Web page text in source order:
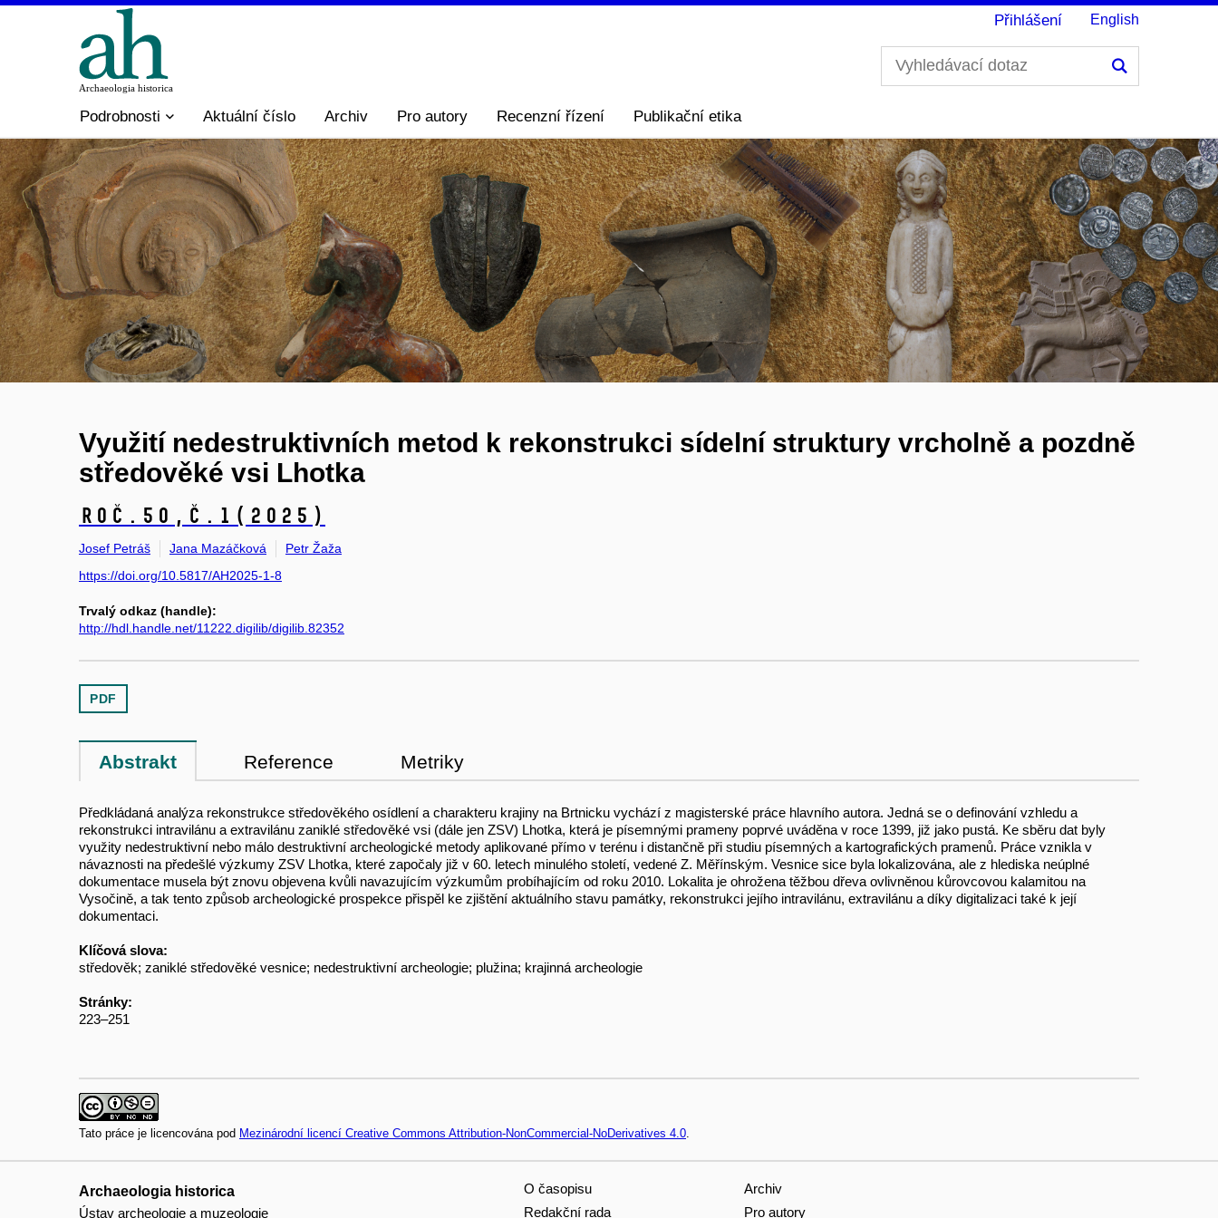
Přihlášení English
Podrobnosti Aktuální číslo Archiv Pro autory Recenzní řízení Publikační etika
Využití nedestruktivních metod k rekonstrukci sídelní struktury vrcholně a pozdně
středověké vsi Lhotka
Roč.50, č.1 (2025)
Josef Petráš Jana Mazáčková
Petr Žaža
https://doi.org/10.5817/AH2025-1-8
Trvalý odkaz (handle):
http://hdl.handle.net/11222.digilib/digilib.82352
PDF
Abstrakt Reference Metriky
Předkládaná analýza rekonstrukce středověkého osídlení a charakteru krajiny na Brtnicku vychází z magisterské práce hlavního autora. Jedná se o definování vzhledu a
rekonstrukci intravilánu a extravilánu zaniklé středověké vsi (dále jen ZSV) Lhotka, která je písemnými prameny poprvé uváděna v roce 1399, již jako pustá. Ke sběru dat byly
využity nedestruktivní nebo málo destruktivní archeologické metody aplikované přímo v terénu i distančně při studiu písemných a kartografických pramenů. Práce vznikla v
návaznosti na předešlé výzkumy ZSV Lhotka, které započaly již v 60. letech minulého století, vedené Z. Měřínským. Vesnice sice byla lokalizována, ale z hlediska neúplné
dokumentace musela být znovu objevena kvůli navazujícím výzkumům probíhajícím od roku 2010. Lokalita je ohrožena těžbou dřeva ovlivněnou kůrovcovou kalamitou na
Vysočině, a tak tento způsob archeologické prospekce přispěl ke zjištění aktuálního stavu památky, rekonstrukci jejího intravilánu, extravilánu a díky digitalizaci také k její
dokumentaci.
Klíčová slova:
středověk; zaniklé středověké vesnice; nedestruktivní archeologie; plužina; krajinná archeologie
Stránky:
223–251
Tato práce je licencována pod Mezinárodní licencí Creative Commons Attribution-NonCommercial-NoDerivatives 4.0
Archaeologia historica
Ústav archeologie a muzeologie
O časopisu
Redakční rada
Archiv
Pro autory